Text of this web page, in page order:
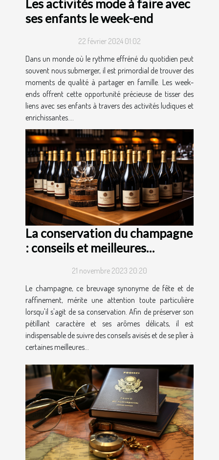
Les activités mode à faire avec
ses enfants le week-end
22 février 2024 01:02
Dans un monde où le rythme effréné du quotidien peut
souvent nous submerger, il est primordial de trouver des
moments de qualité à partager en famille. Les week-
ends offrent cette opportunité précieuse de tisser des
liens avec ses enfants à travers des activités ludiques et
enrichissantes....
La conservation du champagne
: conseils et meilleures
21 novembre 2023 20:20
Le champagne, ce breuvage synonyme de fête et de
raffinement, mérite une attention toute particulière
lorsqu'il s'agit de sa conservation. Afin de préserver son
pétillant caractère et ses arômes délicats, il est
indispensable de suivre des conseils avisés et de se plier à
certaines meilleures...